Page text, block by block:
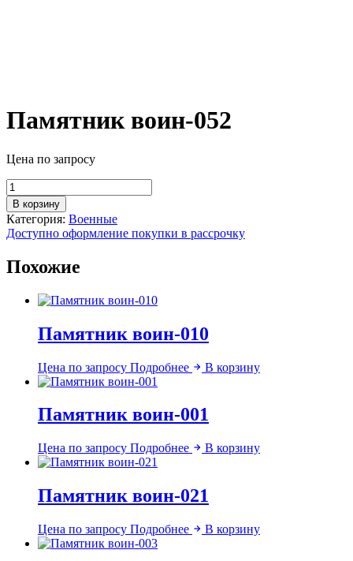
Памятник воин-052
Цена по запросу
Количество
товара
Памятник
воин-052
В корзину
Категория: Военные
Доступно оформление покупки в рассрочку
Похожие
Памятник воин-010
Цена по запросу Подробнее В корзину
Памятник воин-001
Цена по запросу Подробнее В корзину
Памятник воин-021
Цена по запросу Подробнее В корзину